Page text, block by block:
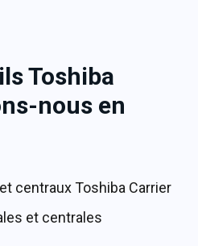
Toshiba
nous en
centraux Toshiba Carrier
et centrales